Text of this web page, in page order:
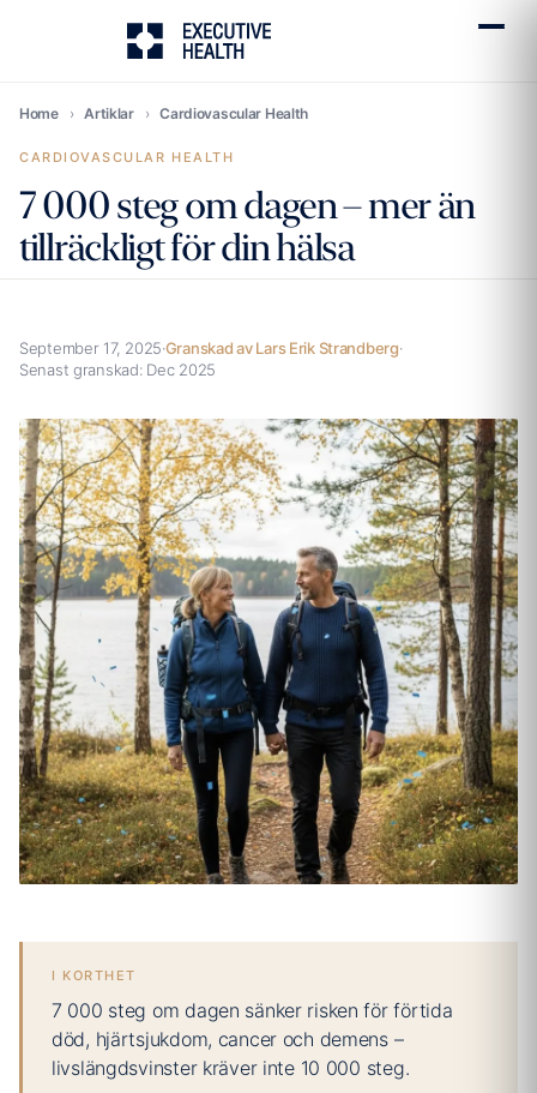
Home › Artiklar › Cardiovascular Health
CARDIOVASCULAR HEALTH
7 000 steg om dagen – mer än
tillräckligt för din hälsa
September 17, 2025·Granskad av Lars Erik Strandberg·
Senast granskad: Dec 2025
I KORTHET
7 000 steg om dagen sänker risken för förtida
död, hjärtsjukdom, cancer och demens –
livslängdsvinster kräver inte 10 000 steg.